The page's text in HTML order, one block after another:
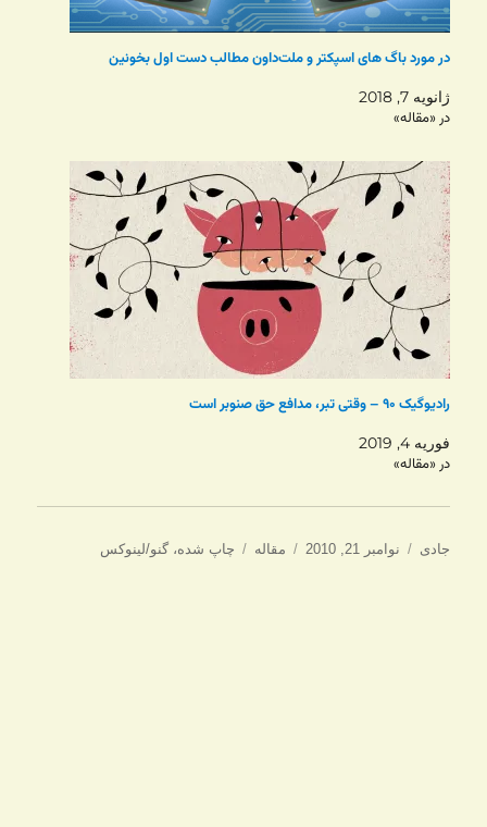
در مورد باگ های اسپکتر و ملت‌داون مطالب دست اول بخونین
ژانویه 7, 2018
در «مقاله»
رادیوگیک ۹۰ – وقتی تبر، مدافع حق صنوبر است
فوریه 4, 2019
در «مقاله»
نویسنده
جادی
ارسال
نوامبر 21, 2010 دسته‌ها
مقاله برچسب‌ها
چاپ شده،گنو/لینوکس